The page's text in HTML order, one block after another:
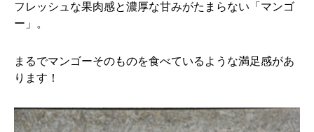
フレッシュな果肉感と濃厚な甘みがたまらない「マンゴ
ー」。
まるでマンゴーそのものを食べているような満足感があ
ります！